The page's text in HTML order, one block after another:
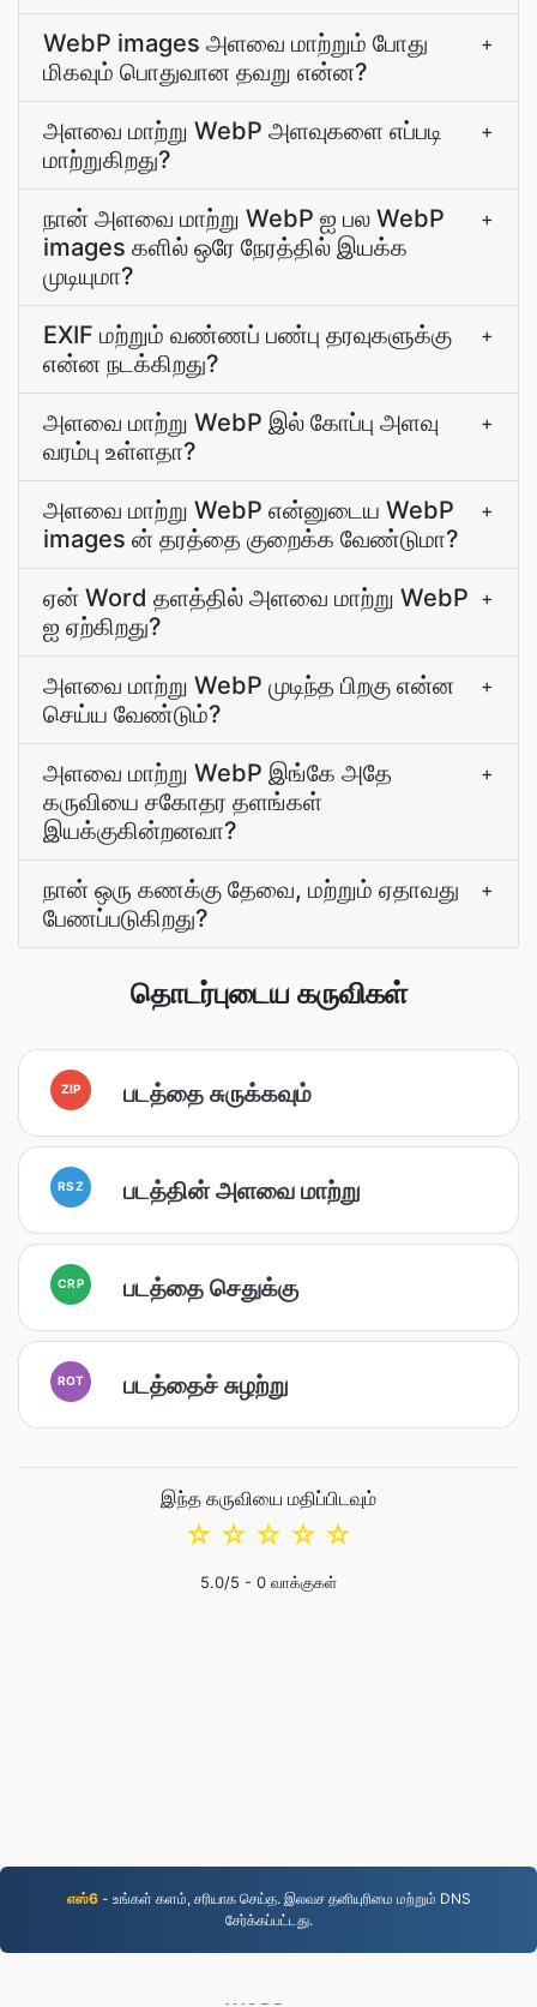
WebP images அளவை மாற்றும் போது
மிகவும் பொதுவான தவறு என்ன?
+
அளவை மாற்று WebP அளவுகளை எப்படி
மாற்றுகிறது?
+
நான் அளவை மாற்று WebP ஐ பல WebP
images களில் ஒரே நேரத்தில் இயக்க
முடியுமா?
+
EXIF மற்றும் வண்ணப் பண்பு தரவுகளுக்கு
என்ன நடக்கிறது?
+
அளவை மாற்று WebP இல் கோப்பு அளவு
வரம்பு உள்ளதா?
+
அளவை மாற்று WebP என்னுடைய WebP
images ன் தரத்தை குறைக்க வேண்டுமா?
+
ஏன் Word தளத்தில் அளவை மாற்று WebP
ஐ ஏற்கிறது?
+
அளவை மாற்று WebP முடிந்த பிறகு என்ன
செய்ய வேண்டும்?
+
அளவை மாற்று WebP இங்கே அதே
கருவியை சகோதர தளங்கள்
இயக்குகின்றனவா?
+
நான் ஒரு கணக்கு தேவை, மற்றும் ஏதாவது
பேணப்படுகிறது?
+
தொடர்புடைய கருவிகள்
ZIP படத்தை சுருக்கவும்
RSZ படத்தின் அளவை மாற்று
CRP படத்தை செதுக்கு
ROT படத்தைச் சுழற்று
இந்த கருவியை மதிப்பிடவும்
☆
☆
☆
☆
☆
5.0/5 - 0 வாக்குகள்
எஸ்6- உங்கள் களம், சரியாக செய்த. இலவச தனியுரிமை மற்றும் DNS
சேர்க்கப்பட்டது.